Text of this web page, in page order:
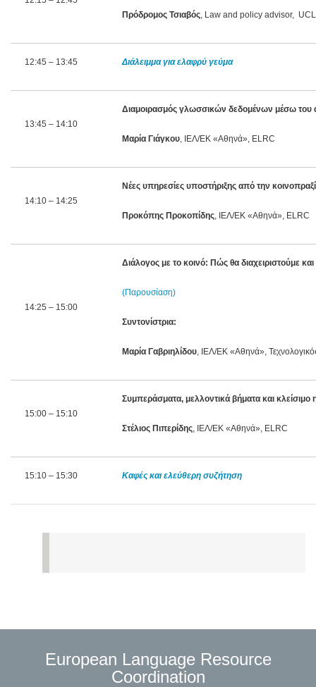
Πρόδρομος Τσιαβός, Law and policy advisor,
12:45 – 13:45 Διάλειμμα για ελαφρύ γεύμα
13:45 – 14:10
Διαμοιρασμός γλωσσικών δεδομένων μέσω του
Μαρία Γιάγκου, ΙΕΛ/ΕΚ «Αθηνά», ELRC
14:10 – 14:25
Νέες υπηρεσίες υποστήριξης από την
Προκόπης Προκοπίδης, ΙΕΛ/ΕΚ «Αθηνά», ELRC
14:25 – 15:00
Διάλογος με το κοινό: Πώς θα διαχειριστούμε
(Παρουσίαση)
Συντονίστρια:
Μαρία Γαβριηλίδου, ΙΕΛ/ΕΚ «Αθηνά»,
15:00 – 15:10
Συμπεράσματα, μελλοντικά βήματα και κλείσιμο
Στέλιος Πιπερίδης, ΙΕΛ/ΕΚ «Αθηνά», ELRC
15:10 – 15:30 Καφές και ελεύθερη συζήτηση
European Language Resource
Coordination